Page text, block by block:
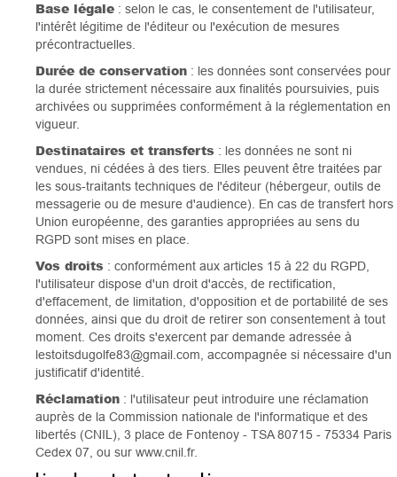
Base légale : selon le cas, le consentement de l'utilisateur,
l'intérêt légitime de l'éditeur ou l'exécution de mesures
précontractuelles.
Durée de conservation : les données sont conservées pour
la durée strictement nécessaire aux finalités poursuivies, puis
archivées ou supprimées conformément à la réglementation en
vigueur.
Destinataires et transferts : les données ne sont ni
vendues, ni cédées à des tiers. Elles peuvent être traitées par
les sous-traitants techniques de l'éditeur (hébergeur, outils de
messagerie ou de mesure d'audience). En cas de transfert hors
Union européenne, des garanties appropriées au sens du
RGPD sont mises en place.
Vos droits : conformément aux articles 15 à 22 du RGPD,
l'utilisateur dispose d'un droit d'accès, de rectification,
d'effacement, de limitation, d'opposition et de portabilité de ses
données, ainsi que du droit de retirer son consentement à tout
moment. Ces droits s'exercent par demande adressée à
lestoitsdugolfe83@gmail.com, accompagnée si nécessaire d'un
justificatif d'identité.
Réclamation : l'utilisateur peut introduire une réclamation
auprès de la Commission nationale de l'informatique et des
libertés (CNIL), 3 place de Fontenoy - TSA 80715 - 75334 Paris
Cedex 07, ou sur www.cnil.fr.